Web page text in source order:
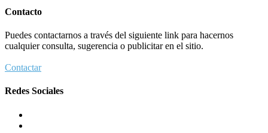
Contacto
Puedes contactarnos a través del siguiente link para hacernos
cualquier consulta, sugerencia o publicitar en el sitio.
Contactar
Redes Sociales